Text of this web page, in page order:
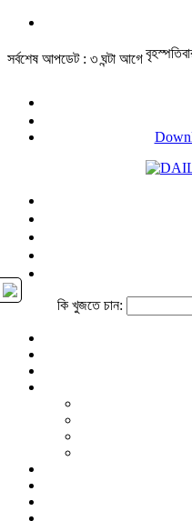
সর্বশেষ আপডেট : ৩ ঘন্টা আগে
কি খুজতে চান: